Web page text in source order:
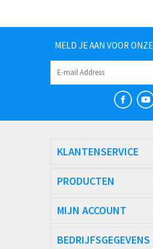
MELD JE AAN VOOR
KLANTENSERVICE
PRODUCTEN
MIJN ACCOUNT
BEDRIJFSGEGEVENS